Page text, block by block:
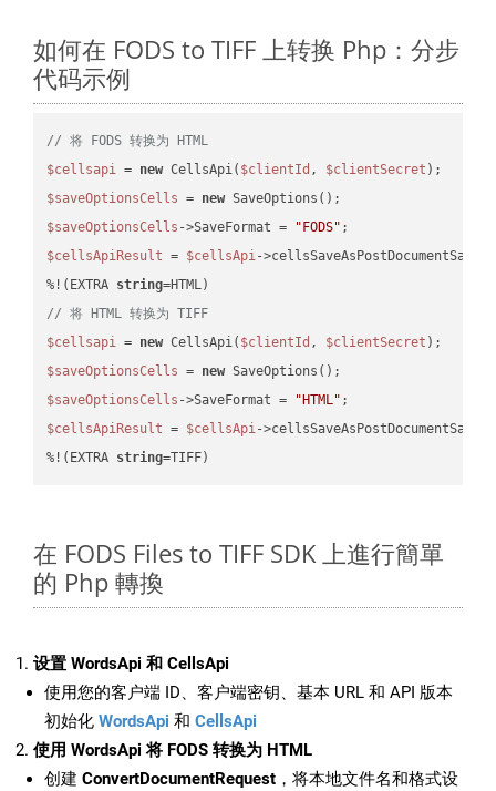
如何在 FODS to TIFF 上转换 Php：分步
代码示例
// 将 FODS 转换为 HTML
$cellsapi = new CellsApi( $clientId , $clientSecret
$saveOptionsCells = new
$saveOptionsCells ->SaveFormat = "FODS"
$cellsApiResult = $cellsApi-
%!(EXTRA string
// 将 HTML 转换为 TIFF
$cellsapi = new CellsApi( $clientId , $clientSecret
$saveOptionsCells = new
$saveOptionsCells ->SaveFormat = "HTML"
$cellsApiResult = $cellsApi-
%!(EXTRA string=TIFF)
在 FODS Files to TIFF SDK 上進行簡單
的 Php 轉換
设置 WordsApi 和 CellsApi
使用您的客户端 ID、客户端密钥、基本 URL 和 API 版本
初始化 WordsApi 和 CellsApi
使用 WordsApi 将 FODS 转换为 HTML
创建 ConvertDocumentRequest ，将本地文件名和格式设